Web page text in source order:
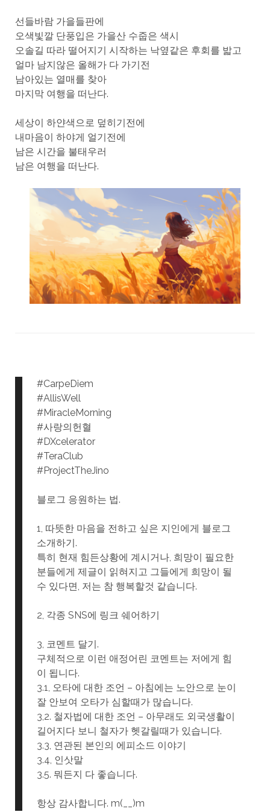
선들바람 가을들판에
오색빛깔 단풍입은 가을산 수줍은 색시
오솔길 따라 떨어지기 시작하는 낙옆같은 후회를 밟고
얼마 남지않은 올해가 다 가기전
남아있는 열매를 찾아
마지막 여행을 떠난다.
세상이 하얀색으로 덮히기전에
내마음이 하야게 얼기전에
남은 시간을 불태우러
남은 여행을 떠난다.
#CarpeDiem
#AllisWell
#MiracleMorning
#사랑의헌혈
#DXcelerator
#TeraClub
#ProjectTheJino
블로그 응원하는 법.
1, 따뜻한 마음을 전하고 싶은 지인에게 블로그
소개하기.
특히 현재 힘든상황에 계시거나, 희망이 필요한
분들에게 제글이 읽혀지고 그들에게 희망이 될
수 있다면, 저는 참 행복할것 같습니다.
2, 각종 SNS에 링크 쉐어하기
3, 코멘트 달기.
구체적으로 이런 애정어린 코멘트는 저에게 힘
이 됩니다.
3.1, 오타에 대한 조언 – 아침에는 노안으로 눈이
잘 안보여 오타가 심할때가 많습니다.
3,2. 철자법에 대한 조언 – 아무래도 외국생활이
길어지다 보니 철자가 헷갈릴때가 있습니다.
3.3, 연관된 본인의 에피소드 이야기
3.4, 인삿말
3.5. 뭐든지 다 좋습니다.
항상 감사합니다. m(__)m